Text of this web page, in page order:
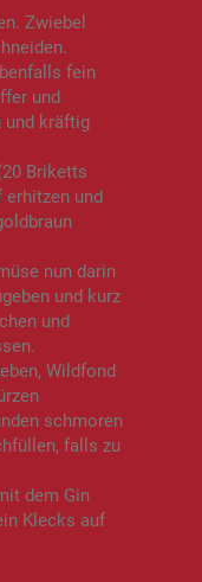
Zwiebel
fein
und
und kräftig
Briketts
erhitzen und
nun darin
und kurz
und
Wildfond
schmoren
falls zu
dem Gin
Klecks auf